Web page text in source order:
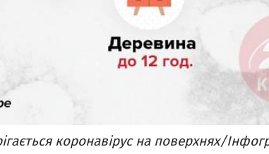
коронавірус на поверхнях/